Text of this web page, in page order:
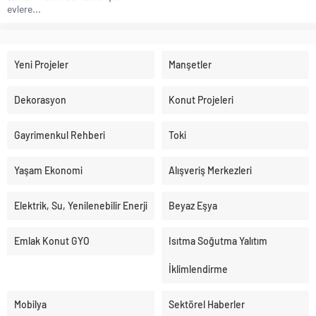
evlere...
Yeni Projeler Manşetler
Dekorasyon Konut Projeleri
Gayrimenkul Rehberi Toki
Yaşam Ekonomi Alışveriş Merkezleri
Elektrik, Su, Yenilenebilir Enerji Beyaz Eşya
Emlak Konut GYO Isıtma Soğutma Yalıtım
İklimlendirme
Mobilya Sektörel Haberler